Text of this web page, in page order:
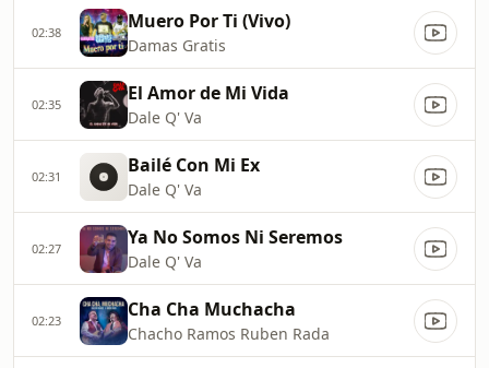
02:38 Muero Por Ti (Vivo)
Damas Gratis
02:35 El Amor de Mi Vida
Dale Q' Va
02:31 Bailé Con Mi Ex
Dale Q' Va
02:27 Ya No Somos Ni Seremos
Dale Q' Va
02:23 Cha Cha Muchacha
Chacho Ramos Ruben Rada